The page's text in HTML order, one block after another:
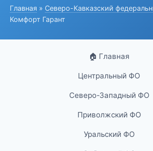
Главная » Северо-Кавказский
Комфорт Гарант
🏠 Главная
Центральный ФО
Северо-Западный ФО
Приволжский ФО
Уральский ФО